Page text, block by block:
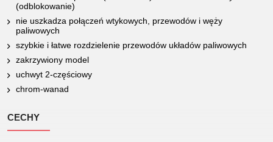
(odblokowanie)
nie uszkadza połączeń wtykowych, przewodów i węży
paliwowych
szybkie i łatwe rozdzielenie przewodów układów paliwowych
zakrzywiony model
uchwyt 2-częściowy
chrom-wanad
CECHY